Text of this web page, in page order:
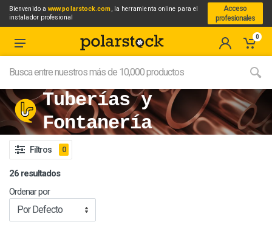
Bienvenido awww.polarstock.com, la herramienta online para el
instalador profesional
Acceso
profesionales
0
Tuberías y
Fontanería
Filtros 0
26 resultados
Ordenar por